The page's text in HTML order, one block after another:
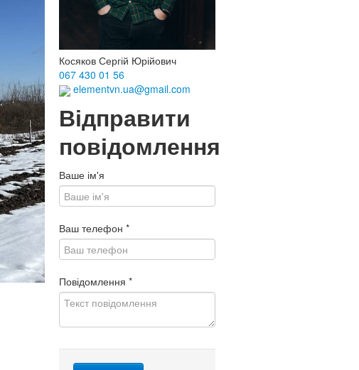
Косяков Сергій Юрійович
067 430 01 56
elementvn.ua@gmail.com
Відправити
повідомлення
Ваше ім'я
Ваш телефон *
Повідомлення *